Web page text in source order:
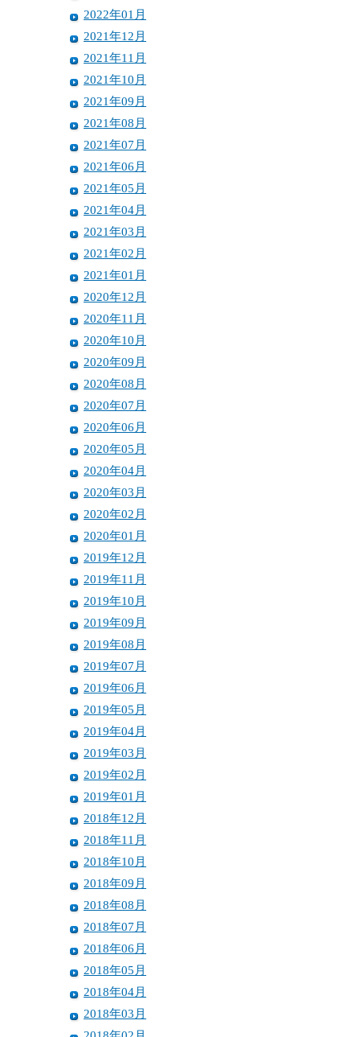
2022年01月
2021年12月
2021年11月
2021年10月
2021年09月
2021年08月
2021年07月
2021年06月
2021年05月
2021年04月
2021年03月
2021年02月
2021年01月
2020年12月
2020年11月
2020年10月
2020年09月
2020年08月
2020年07月
2020年06月
2020年05月
2020年04月
2020年03月
2020年02月
2020年01月
2019年12月
2019年11月
2019年10月
2019年09月
2019年08月
2019年07月
2019年06月
2019年05月
2019年04月
2019年03月
2019年02月
2019年01月
2018年12月
2018年11月
2018年10月
2018年09月
2018年08月
2018年07月
2018年06月
2018年05月
2018年04月
2018年03月